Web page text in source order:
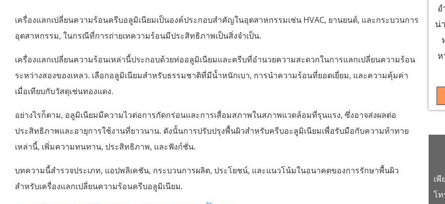
เครื่องแลกเปลี่ยนความร้อนครีบอลูมิเนียมเป็นองค์ประกอบสำคัญในอุตสาหกรรมเช่น HVAC, ยานยนต์, และกระบวนการ
อุตสาหกรรม, ในกรณีที่การถ่ายเทความร้อนมีประสิทธิภาพเป็นสิ่งจำเป็น.
เครื่องแลกเปลี่ยนความร้อนเหล่านี้ประกอบด้วยท่ออลูมิเนียมและครีบที่อำนวยความสะดวกในการแลกเปลี่ยนความร้อน
ระหว่างสองของเหลว. เลือกอลูมิเนียมสำหรับธรรมชาติที่มีน้ำหนักเบา, การนำความร้อนที่ยอดเยี่ยม, และความคุ้มค่า
เมื่อเทียบกับวัสดุเช่นทองแดง.
อย่างไรก็ตาม, อลูมิเนียมมีความไวต่อการกัดกร่อนและการเสื่อมสภาพในสภาพแวดล้อมที่รุนแรง, ซึ่งอาจส่งผลต่อ
ประสิทธิภาพและอายุการใช้งานที่ยาวนาน. ดังนั้นการปรับปรุงพื้นผิวสำหรับครีบอะลูมิเนียมเพื่อรับมือกับความท้าทาย
เหล่านี้, เพิ่มความทนทาน, ประสิทธิภาพ, และฟังก์ชั่น.
บทความนี้สำรวจประเภท, แอปพลิเคชัน, กระบวนการผลิต, ประโยชน์, และแนวโน้มในอนาคตของการรักษาพื้นผิว
สำหรับเครื่องแลกเปลี่ยนความร้อนครีบอลูมิเนียม.
อ
น่
เ
โท